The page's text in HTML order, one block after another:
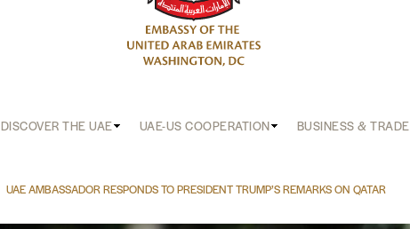
DISCOVER THE UAE UAE-US COOPERATION BUSINESS & TRADE
UAE AMBASSADOR RESPONDS TO PRESIDENT TRUMP’S REMARKS ON QATAR